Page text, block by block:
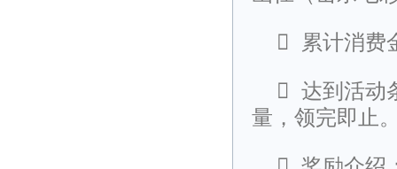
 累计消费
 达到活动
量，领完即止